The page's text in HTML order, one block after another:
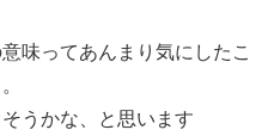
味ってあんまり気にしたこ
うかな、と思います